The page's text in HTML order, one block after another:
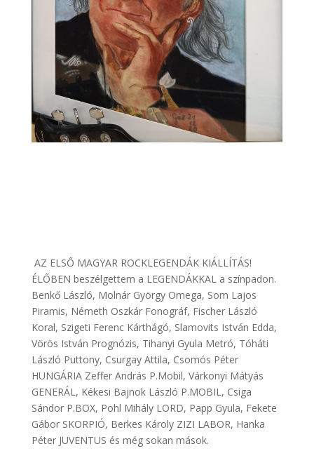
AZ ELSŐ MAGYAR ROCKLEGENDÁK KIÁLLÍTÁS!
ÉLŐBEN beszélgettem a LEGENDÁKKAL a színpadon.
Benkő László, Molnár György Omega, Som Lajos
Piramis, Németh Oszkár Fonográf, Fischer László
Koral, Szigeti Ferenc Kárthágó, Slamovits István Edda,
Vörös István Prognózis, Tihanyi Gyula Metró, Tóháti
László Puttony, Csurgay Attila, Csomós Péter
HUNGÁRIA Zeffer András P.Mobil, Várkonyi Mátyás
GENERÁL, Kékesi Bajnok László P.MOBIL, Csiga
Sándor P.BOX, Pohl Mihály LORD, Papp Gyula, Fekete
Gábor SKORPIÓ, Berkes Károly ZIZI LABOR, Hanka
Péter JUVENTUS és még sokan mások.